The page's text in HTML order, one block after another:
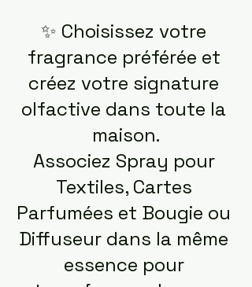
✨ Choisissez votre
fragrance préférée et
créez votre signature
olfactive dans toute la
maison.
Associez Spray pour
Textiles, Cartes
Parfumées et Bougie ou
Diffuseur dans la même
essence pour